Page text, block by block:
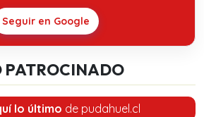
Seguir en Google
PATROCINADO
lo último de pudahuel.cl